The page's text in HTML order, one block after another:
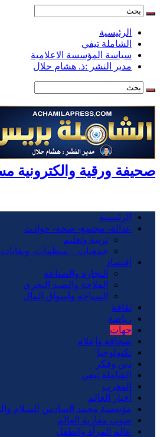
الرئيسية
الشاملة تيفي
سياسة المؤسسة الاعلامية
مدير النشر :ذ. هشام حلال
صحيفة ورقية والكترونية
الرئيسية
عدالة- مجتمع- صحة- حوادت
تربية وتعليم
جمعيات – منظمات- ونقابات
اقتصاد
التجارة والصناعة
الفلاحة والصيد البحري
السياحة وأسواق المال
ثقافة
رياضة
جهات
صحافة وإعلام
تكنولوجيا
دين وفكر
الشاملة تيفي
المغرب
أخبار العالم
مؤسسة محمد السادس للسلام
صوت مغاربة العالم
عالم المرأة والطفل